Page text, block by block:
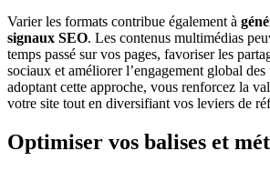
Varier les formats contribue également à
signaux SEO. Les contenus multimédias
temps passé sur vos pages, favoriser les
sociaux et améliorer l’engagement global
adoptant cette approche, vous renforcez la
votre site tout en diversifiant vos leviers de
Optimiser vos balises et